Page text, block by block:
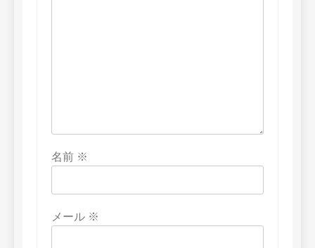
名前 ※
メール ※